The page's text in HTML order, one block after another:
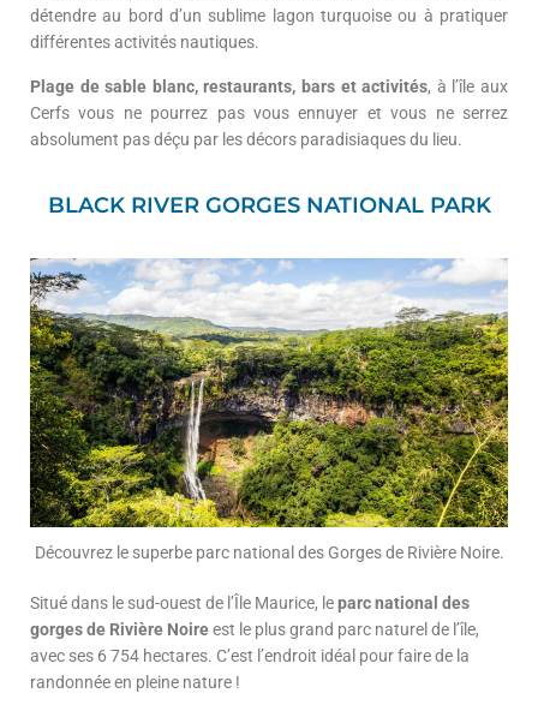
détendre au bord d’un sublime lagon turquoise ou à pratiquer
différentes activités nautiques.
Plage de sable blanc, restaurants, bars et activités, à l’île aux
Cerfs vous ne pourrez pas vous ennuyer et vous ne serrez
absolument pas déçu par les décors paradisiaques du lieu.
BLACK RIVER GORGES NATIONAL PARK
Découvrez le superbe parc national des Gorges de Rivière Noire.
Situé dans le sud-ouest de l’Île Maurice, leparc national des
gorges de Rivière Noireest le plus grand parc naturel de l’île,
avec ses 6 754 hectares. C’est l’endroit idéal pour faire de la
randonnée en pleine nature !